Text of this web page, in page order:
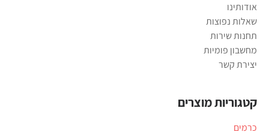
אודותינו
שאלות נפוצות
תחנות שירות
מחשבון פומיות
יצירת קשר
קטגוריות מוצרים
כרמים